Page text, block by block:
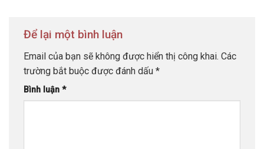
Để lại một bình luận
Email của bạn sẽ không được hiển thị công khai. Các
trường bắt buộc được đánh dấu *
Bình luận *